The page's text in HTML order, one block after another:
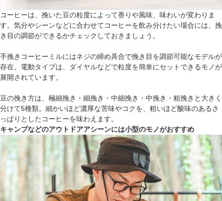
コーヒーは、挽いた豆の粒度によって香りや風味、味わいが変わりま
す。気分やシーンなどに合わせてコーヒーを飲み分けたい場合には、挽
き目の調節ができるかチェックしておきましょう。
手挽きコーヒーミルにはネジの締め具合で挽き目を調節可能なモデルが
存在。電動タイプは、ダイヤルなどで粒度を簡単にセットできるモノが
展開されています。
豆の挽き方は、極細挽き・細挽き・中細挽き・中挽き・粗挽きと大きく
分けて5種類。細かいほど濃厚な苦味やコクを、粗いほど酸味のあるさ
っぱりとしたコーヒーを味わえます。
キャンプなどのアウトドアアシーンには小型のモノがおすすめ